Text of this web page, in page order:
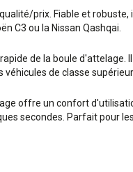
prix. Fiable et
C3 ou la Nissan Qashqai.
de la boule
de classe
offre un confort
secondes. Parfait pour